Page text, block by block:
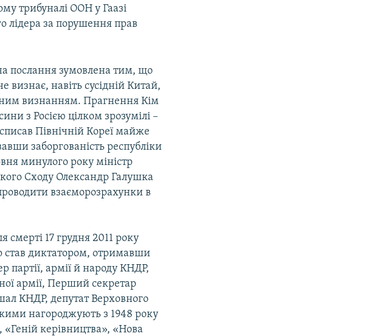
трибуналі ООН у Гаазі
лідера за порушення прав
послання зумовлена тим, що
визнає, навіть сусідній Китай,
визнанням. Прагнення Кім
з Росією цілком зрозумілі –
Північній Кореї майже
заборгованість республіки
минулого року міністр
Сходу Олександр Галушка
взаєморозрахунки в
17 грудня 2011 року
став диктатором, отримавши
партії, армії й народу КНДР,
армії, Перший секретар
КНДР, депутат Верховного
нагороджують з 1948 року
«Геній керівництва», «Нова